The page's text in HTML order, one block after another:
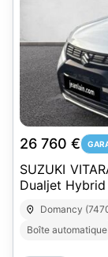
26 760 €
SUZUKI
Domancy
Boîte automatique